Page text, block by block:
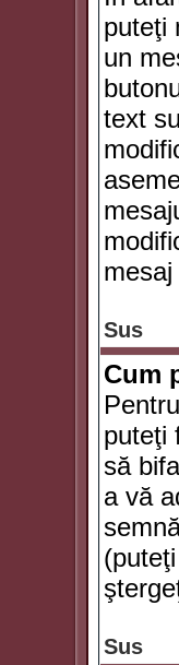
puteţi
un
text
Sus
Cum
puteţi
să
a vă
Sus